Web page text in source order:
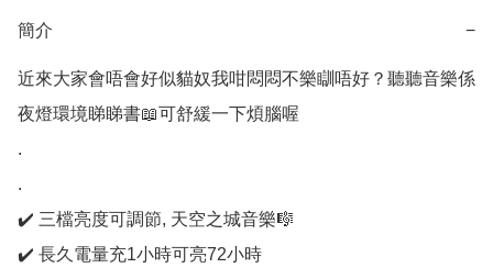
簡介 −
近來大家會唔會好似貓奴我咁悶悶不樂瞓唔好？聽聽音樂係
夜燈環境睇睇書📖可舒緩一下煩腦喔
.
.
✔️ 三檔亮度可調節, 天空之城音樂🎼
✔️ 長久電量充1小時可亮72小時